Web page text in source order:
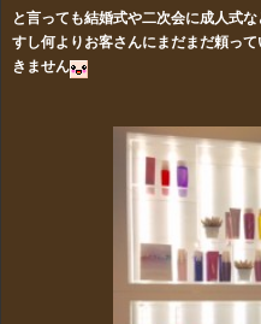
と言っても結婚式や二次会に成人式
すし何よりお客さんにまだまだ頼っ
きません